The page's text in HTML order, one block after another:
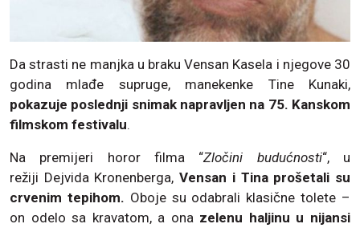
Da strasti ne manjka u braku Vensan Kasela i njegove 30
godina mlađe supruge, manekenke Tine Kunaki,
pokazuje poslednji snimak napravljen na 75. Kanskom
filmskom festivalu.
Na premijeri horor filma “Zločini budućnosti“, u
režiji Dejvida Kronenberga,Vensan i Tina prošetali su
crvenim tepihom. Oboje su odabrali klasične tolete –
on odelo sa kravatom, a ona zelenu haljinu u nijansi